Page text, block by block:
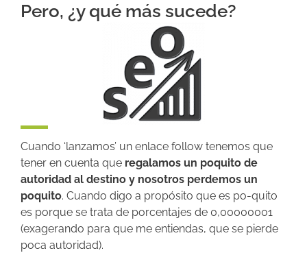
Pero, ¿y qué más sucede?
Cuando ‘lanzamos’ un enlace follow tenemos que
tener en cuenta que regalamos un poquito de
autoridad al destino y nosotros perdemos un
poquito. Cuando digo a propósito que es po-quito
es porque se trata de porcentajes de 0,00000001
(exagerando para que me entiendas, que se pierde
poca autoridad).